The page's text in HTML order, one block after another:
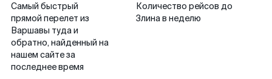
Самый быстрый
прямой перелет из
Варшавы туда и
обратно, найденный на
нашем сайте за
последнее время
Количество рейсов до
Злина в неделю